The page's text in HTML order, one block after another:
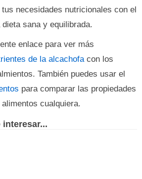
necesidades nutricionales con el
sana y equilibrada.
enlace para ver más
de la alcachofacon los
También puedes usar el
para comparar las propiedades
cualquiera.
interesar...